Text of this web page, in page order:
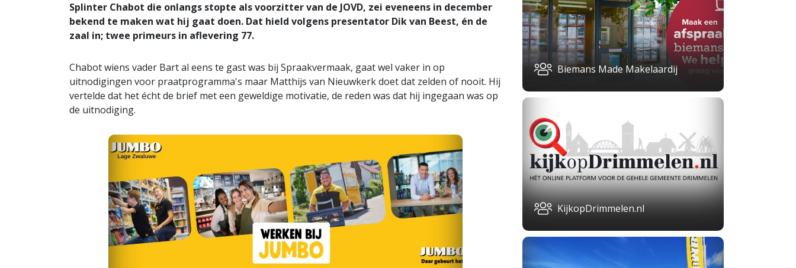
Splinter Chabot die onlangs stopte als voorzitter van de JOVD, zei eveneens in december
bekend te maken wat hij gaat doen. Dat hield volgens presentator Dik van Beest, én de
zaal in; twee primeurs in aflevering 77.
Chabot wiens vader Bart al eens te gast was bij Spraakvermaak, gaat wel vaker in op
uitnodigingen voor praatprogramma's maar Matthijs van Nieuwkerk doet dat zelden of nooit. Hij
vertelde dat het écht de brief met een geweldige motivatie, de reden was dat hij ingegaan was op
de uitnodiging.
Biemans Made Makelaardij
KijkopDrimmelen.nl